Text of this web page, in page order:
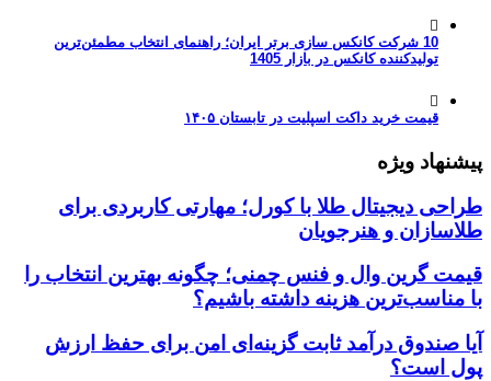
10 شرکت کانکس سازی برتر ایران؛ راهنمای انتخاب مطمئن‌ترین
تولیدکننده کانکس در بازار 1405
قیمت خرید داکت اسپلیت در تابستان ۱۴۰۵
پیشنهاد ویژه
طراحی دیجیتال طلا با کورل؛ مهارتی کاربردی برای
طلاسازان و هنرجویان
قیمت گرین وال و فنس چمنی؛ چگونه بهترین انتخاب را
با مناسب‌ترین هزینه داشته باشیم؟
آیا صندوق درآمد ثابت گزینه‌ای امن برای حفظ ارزش
پول است؟